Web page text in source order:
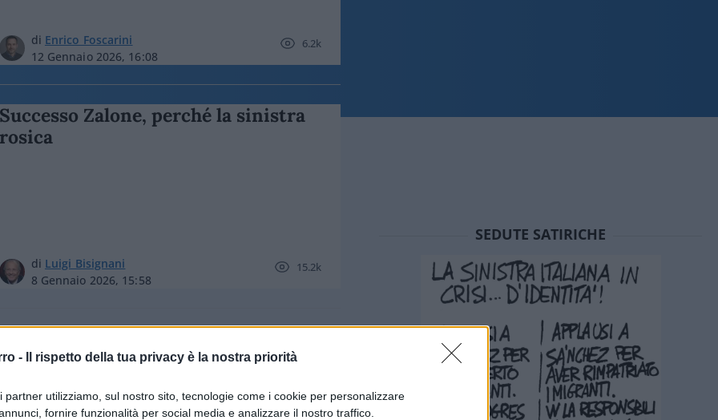
- Il rispetto della tua privacy è la nostra priorità
partner utilizziamo, sul nostro sito, tecnologie come i cookie per personalizzare
fornire funzionalità per social media e analizzare il nostro traffico.
di Enrico Foscarini
12 Gennaio 2026, 16:08
6.2k
Successo Zalone, perché la sinistra
rosica
di Luigi Bisignani
8 Gennaio 2026, 15:58
15.2k
SEDUTE SATIRICHE